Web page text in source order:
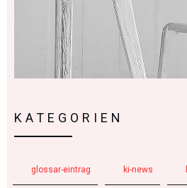
KATEGORIEN
glossar-eintrag ki-news